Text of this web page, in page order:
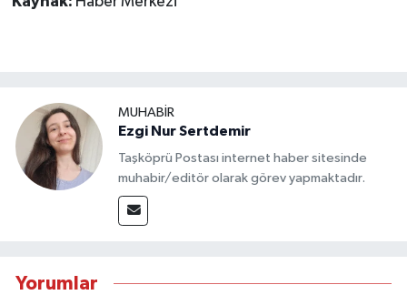
MUHABİR
Ezgi Nur Sertdemir
Taşköprü Postası internet haber sitesinde
muhabir/editör olarak görev yapmaktadır.
Yorumlar